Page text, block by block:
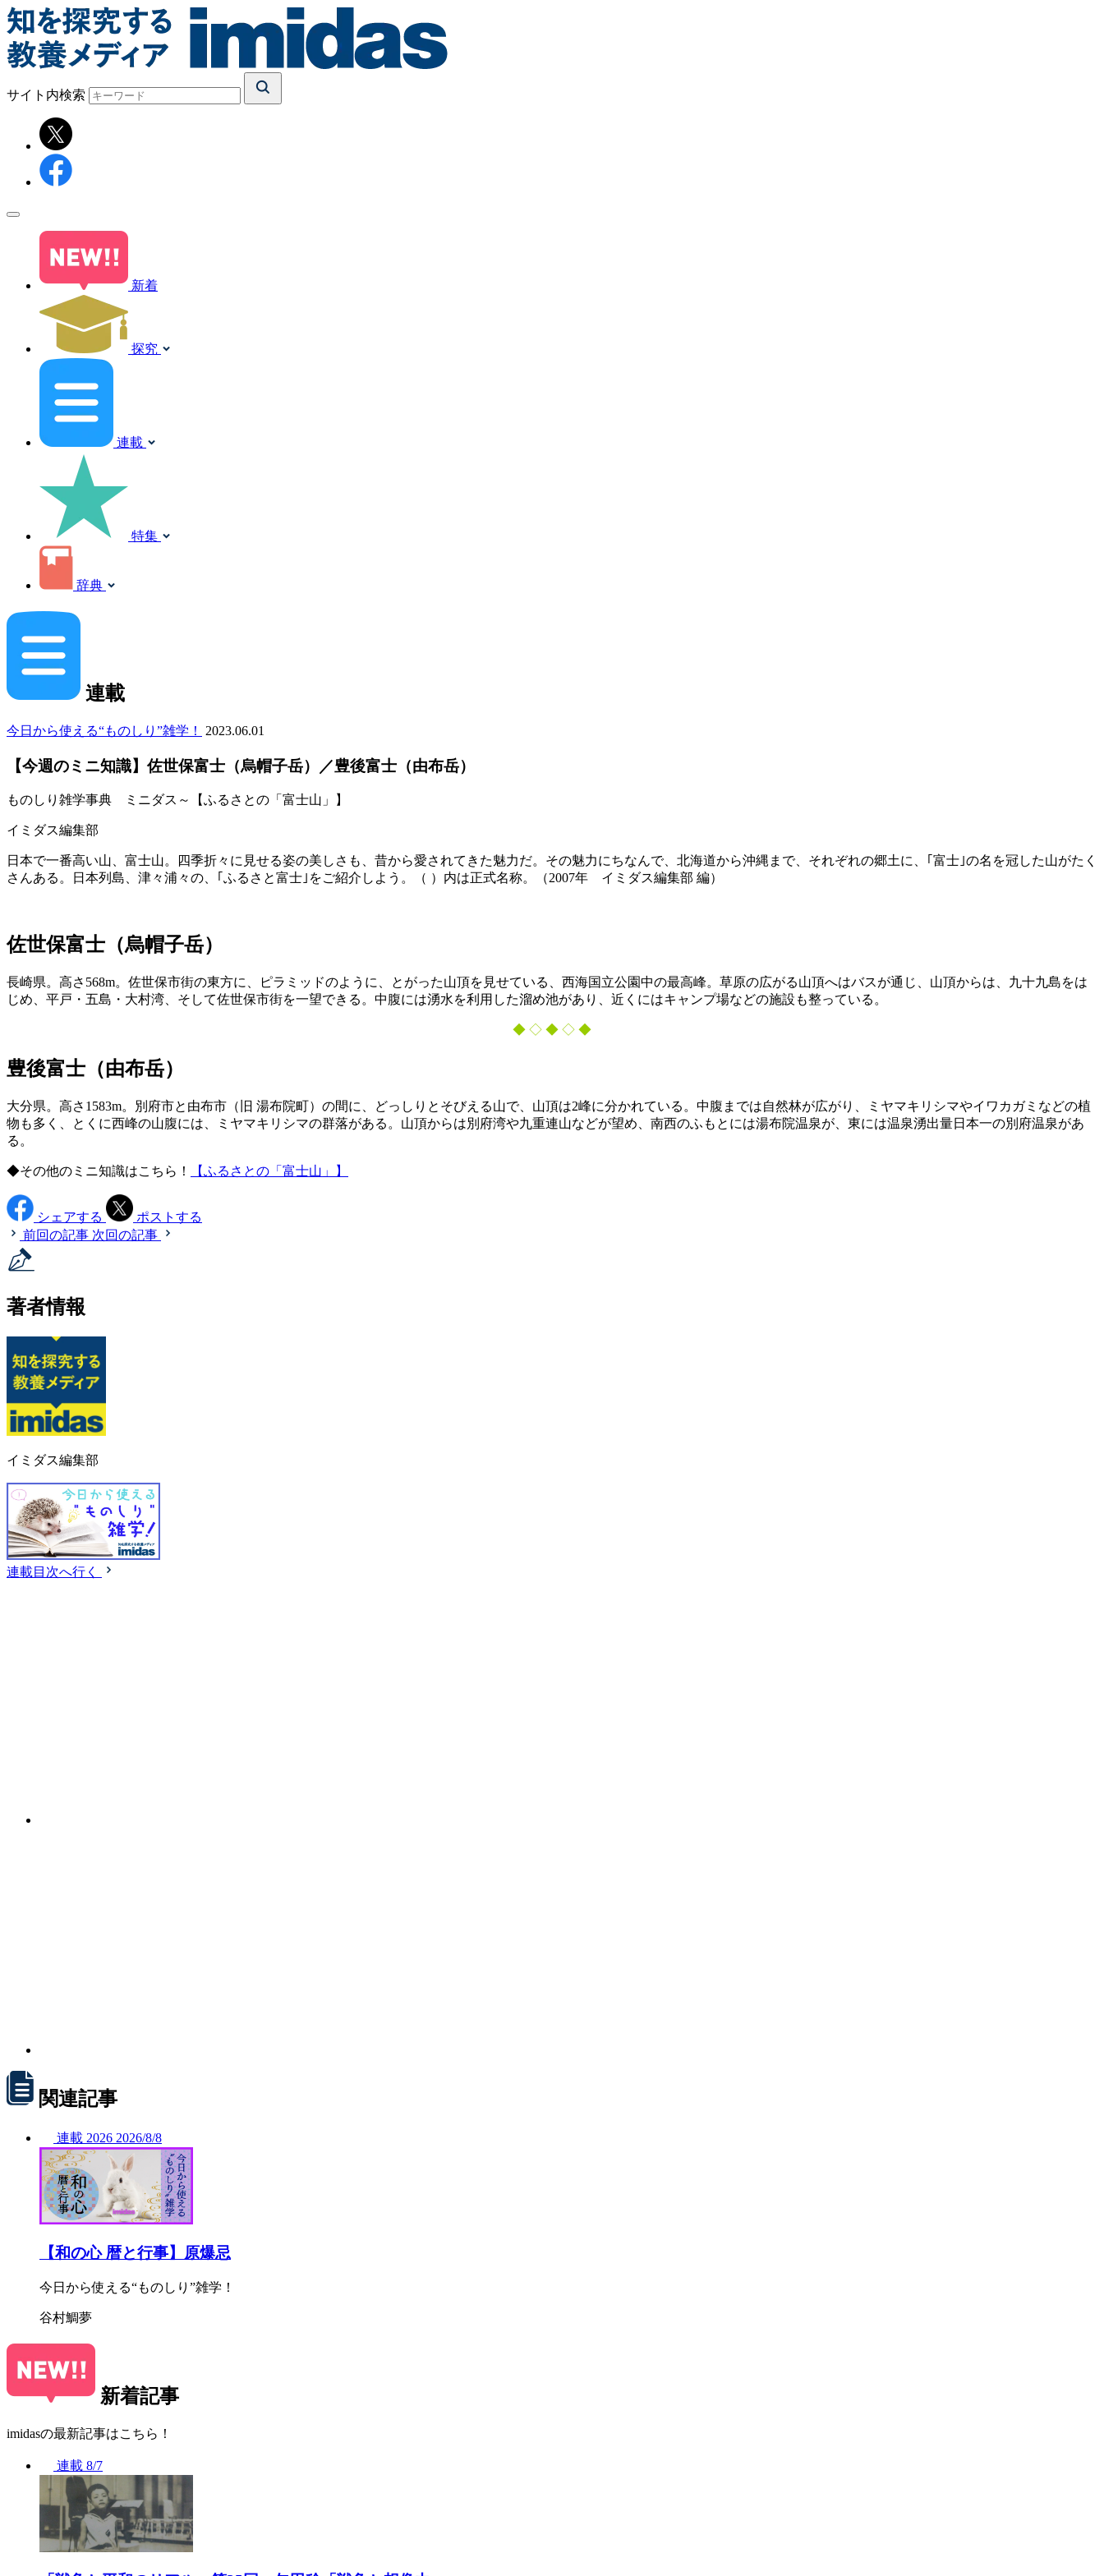
サイト内検索
新着
探究
連載
特集
辞典
連載
今日から使える“ものしり”雑学！ 2023.06.01
【今週のミニ知識】佐世保富士（烏帽子岳）／豊後富士（由布岳）
ものしり雑学事典 ミニダス～【ふるさとの「富士山」】
イミダス編集部
日本で一番高い山、富士山。四季折々に見せる姿の美しさも、昔から愛されてきた魅力だ。その魅力にちなんで、北海道から沖縄まで、それぞれの郷土に、｢富士｣の名を冠した山がたく
さんある。日本列島、津々浦々の、｢ふるさと富士｣をご紹介しよう。（ ）内は正式名称。（2007年 イミダス編集部 編）
佐世保富士（烏帽子岳）
長崎県。高さ568m。佐世保市街の東方に、ピラミッドのように、とがった山頂を見せている、西海国立公園中の最高峰。草原の広がる山頂へはバスが通じ、山頂からは、九十九島をは
じめ、平戸・五島・大村湾、そして佐世保市街を一望できる。中腹には湧水を利用した溜め池があり、近くにはキャンプ場などの施設も整っている。
◆ ◇ ◆ ◇ ◆
豊後富士（由布岳）
大分県。高さ1583m。別府市と由布市（旧 湯布院町）の間に、どっしりとそびえる山で、山頂は2峰に分かれている。中腹までは自然林が広がり、ミヤマキリシマやイワカガミなどの植
物も多く、とくに西峰の山腹には、ミヤマキリシマの群落がある。山頂からは別府湾や九重連山などが望め、南西のふもとには湯布院温泉が、東には温泉湧出量日本一の別府温泉があ
る。
◆その他のミニ知識はこちら！ 【ふるさとの「富士山」】
シェアする
ポストする
前回の記事 次回の記事
著者情報
イミダス編集部
連載目次へ行く
関連記事
連載 2026 2026/8/8
【和の心 暦と行事】原爆忌
今日から使える“ものしり”雑学！
谷村鯛夢
新着記事
imidasの最新記事はこちら！
連載 8/7